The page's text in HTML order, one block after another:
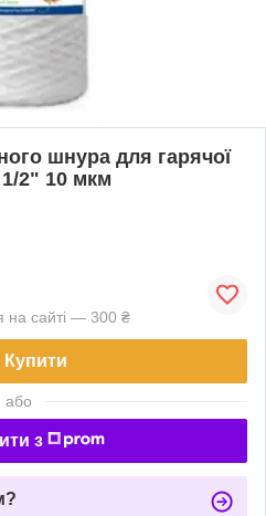
шнура для гарячої
2" 10 мкм
на сайті — 300 ₴
Купити
або
з